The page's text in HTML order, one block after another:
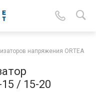
напряжения ORTEA
/ 15-20